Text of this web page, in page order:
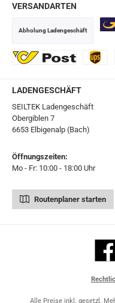
VERSANDARTEN
Abholung Ladengeschäft
LADENGESCHÄFT
SEILTEK Ladengeschäft
Obergiblen 7
6653 Elbigenalp (Bach)
Öffnungszeiten:
Mo - Fr: 10:00 - 18:00 Uhr
Routenplaner starten
Alle Preise inkl. gesetzl.